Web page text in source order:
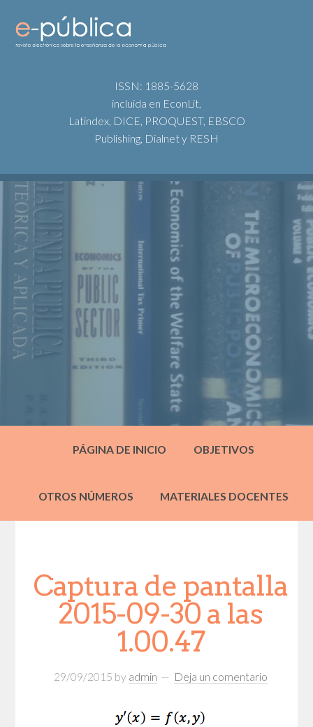
ISSN: 1885-5628
incluida en EconLit,
Latindex, DICE, PROQUEST, EBSCO
Publishing, Dialnet y RESH
PÁGINA DE INICIO OBJETIVOS
OTROS NÚMEROS MATERIALES DOCENTES
Captura de pantalla
2015-09-30 a las
1.00.47
29/09/2015 by admin Deja un comentario